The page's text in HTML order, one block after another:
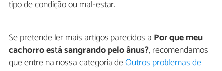
tipo de condição ou mal-estar.
Se pretende ler mais artigos parecidos a Por que meu
cachorro está sangrando pelo ânus?, recomendamos
que entre na nossa categoria deOutros problemas de